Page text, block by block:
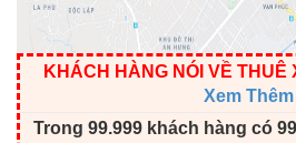
KHÁCH HÀNG NÓI VỀ THUÊ
Xem Thêm
Trong 99.999 khách hàng có